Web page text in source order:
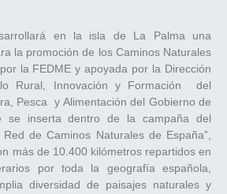
en la isla de La Palma una
la promoción de los Caminos Naturales
la FEDME y apoyada por la Dirección
Rural, Innovación y Formación del
Pesca y Alimentación del Gobierno de
se inserta dentro de la campaña del
de Caminos Naturales de España”,
más de 10.400 kilómetros repartidos en
por toda la geografía española,
diversidad de paisajes naturales y